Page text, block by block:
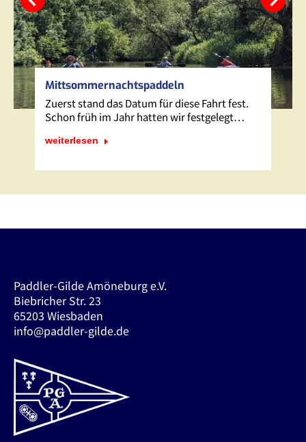
Mittsommernachtspaddeln
Zuerst stand das Datum für diese Fahrt fest.
Schon früh im Jahr hatten wir festgelegt…
weiterlesen
Paddler-Gilde Amöneburg e.V.
Biebricher Str. 23
65203 Wiesbaden
info@paddler-gilde.de